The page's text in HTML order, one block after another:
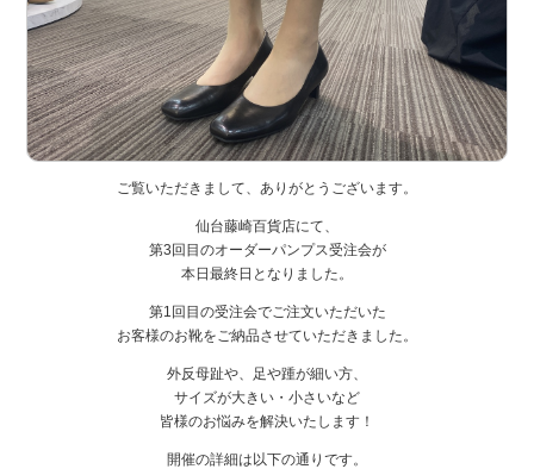
ご覧いただきまして、ありがとうございます。
仙台藤崎百貨店にて、
第3回目のオーダーパンプス受注会が
本日最終日となりました。
第1回目の受注会でご注文いただいた
お客様のお靴をご納品させていただきました。
外反母趾や、足や踵が細い方、
サイズが大きい・小さいなど
皆様のお悩みを解決いたします！
開催の詳細は以下の通りです。